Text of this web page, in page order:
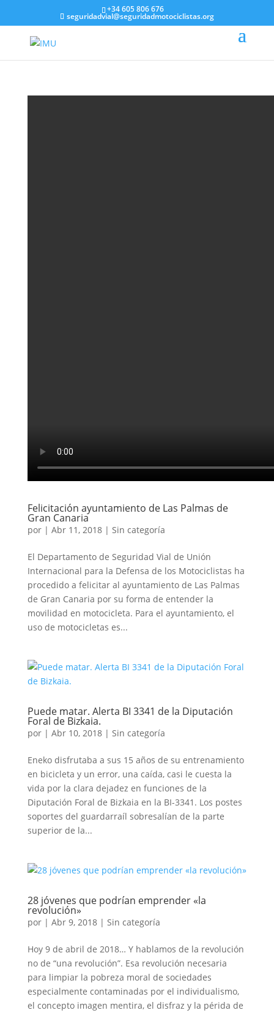
+34 605 806 676
seguridadvial@seguridadmotociclistas.org
Felicitación ayuntamiento de Las Palmas de
Gran Canaria
por | Abr 11, 2018| Sin categoría
El Departamento de Seguridad Vial de Unión
Internacional para la Defensa de los Motociclistas ha
procedido a felicitar al ayuntamiento de Las Palmas
de Gran Canaria por su forma de entender la
movilidad en motocicleta. Para el ayuntamiento, el
uso de motocicletas es...
Puede matar. Alerta BI 3341 de la Diputación
Foral de Bizkaia.
por | Abr 10, 2018| Sin categoría
Eneko disfrutaba a sus 15 años de su entrenamiento
en bicicleta y un error, una caída, casi le cuesta la
vida por la clara dejadez en funciones de la
Diputación Foral de Bizkaia en la BI-3341. Los postes
soportes del guardarraíl sobresalían de la parte
superior de la...
28 jóvenes que podrían emprender «la
revolución»
por | Abr 9, 2018| Sin categoría
Hoy 9 de abril de 2018… Y hablamos de la revolución
no de “una revolución”. Esa revolución necesaria
para limpiar la pobreza moral de sociedades
especialmente contaminadas por el individualismo,
el concepto imagen mentira, el disfraz y la périda de